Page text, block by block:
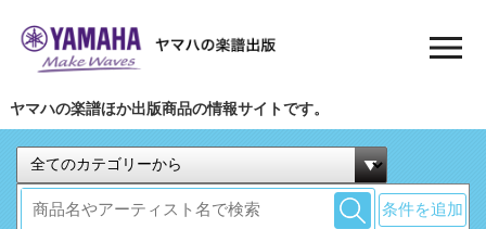
ヤマハの楽譜ほか出版商品の情報サイトです。
条件を追加